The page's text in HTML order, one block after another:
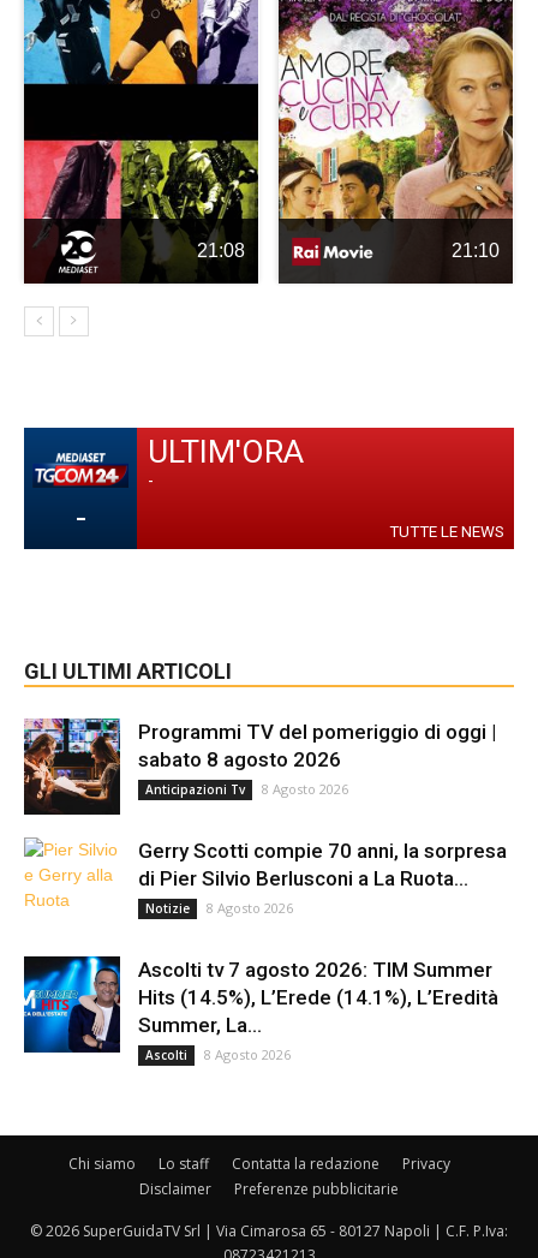
21:08 21:10
-
ULTIM'ORA
-
TUTTE LE NEWS
GLI ULTIMI ARTICOLI
Programmi TV del pomeriggio di oggi |
sabato 8 agosto 2026
Anticipazioni Tv 8 Agosto 2026
Gerry Scotti compie 70 anni, la sorpresa
di Pier Silvio Berlusconi a La Ruota...
Notizie 8 Agosto 2026
Ascolti tv 7 agosto 2026: TIM Summer
Hits (14.5%), L’Erede (14.1%), L’Eredità
Summer, La...
Ascolti 8 Agosto 2026
Chi siamo Lo staff Contatta la redazione
Privacy
Disclaimer
Preferenze pubblicitarie
© 2026 SuperGuidaTV Srl | Via Cimarosa 65 - 80127 Napoli | C.F. P.Iva: